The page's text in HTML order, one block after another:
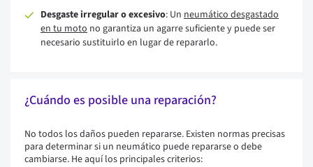
Desgaste irregular o excesivo: Un neumático desgastado
en tu moto no garantiza un agarre suficiente y puede ser
necesario sustituirlo en lugar de repararlo.
¿Cuándo es posible una reparación?
No todos los daños pueden repararse. Existen normas precisas
para determinar si un neumático puede repararse o debe
cambiarse. He aquí los principales criterios: